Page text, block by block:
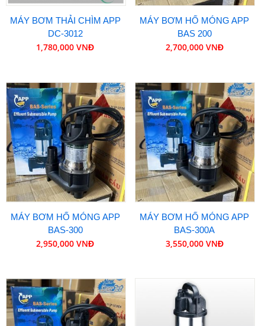
MÁY BƠM THẢI CHÌM APP
DC-3012
1,780,000 VNĐ
MÁY BƠM HỐ MÓNG APP
BAS 200
2,700,000 VNĐ
MÁY BƠM HỐ MÓNG APP
BAS-300
2,950,000 VNĐ
MÁY BƠM HỐ MÓNG APP
BAS-300A
3,550,000 VNĐ